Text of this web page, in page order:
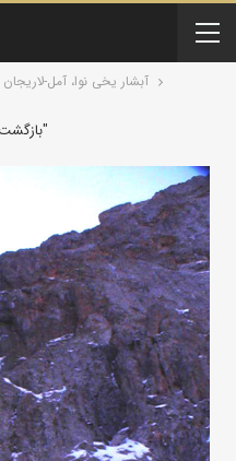
آبشار یخی نوا، آمل-لاریجان
بازگشت به "آبشار یخی نوا، آمل-لاریجان"